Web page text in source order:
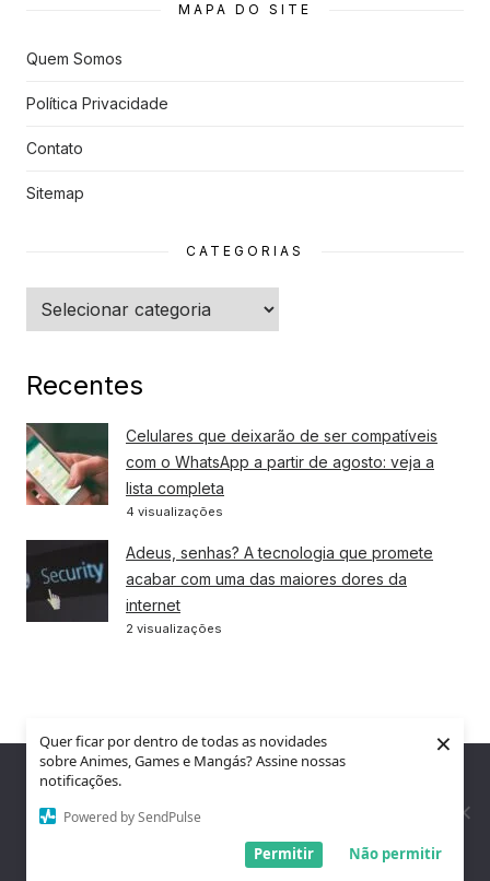
Quer ficar por dentro de todas as novidades
sobre Animes, Games e Mangás? Assine nossas
notificações.
Powered by SendPulse
Não permitir
Permitir
×
s
MAPA DO SITE
Quem Somos
Política Privacidade
Contato
Sitemap
CATEGORIAS
Categorias
Recentes
Celulares que deixarão de ser compatíveis
com o WhatsApp a partir de agosto: veja a
lista completa
4 visualizações
Adeus, senhas? A tecnologia que promete
acabar com uma das maiores dores da
internet
2 visualizações
Nós utilizamos cookies para garantir que você tenha a melhor
experiência em nosso site. Se você continua a usar este site,
assumimos que você está satisfeito.
Entendi!